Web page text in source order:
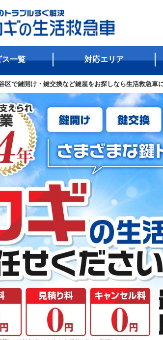
ス一覧 対応エリア
区で鍵開け・鍵交換など鍵屋をお探しなら生活救急車